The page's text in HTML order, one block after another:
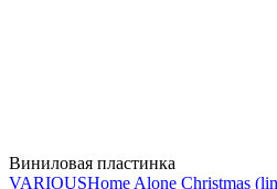
Виниловая пластинка
VARIOUSHome Alone Christmas